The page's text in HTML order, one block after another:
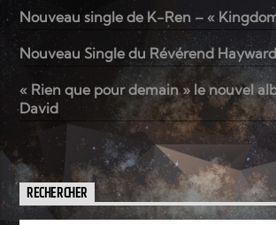
Nouveau single de K-Ren – «
Nouveau Single du Révérend
« Rien que pour demain » le nouvel
David
RECHERCHER